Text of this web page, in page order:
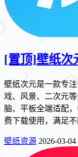
[置顶]壁纸次
壁纸次元是一款专
戏、风景、二次元
脑、平板全端适配
费下载使用，满足
壁纸资源 2026-03-04